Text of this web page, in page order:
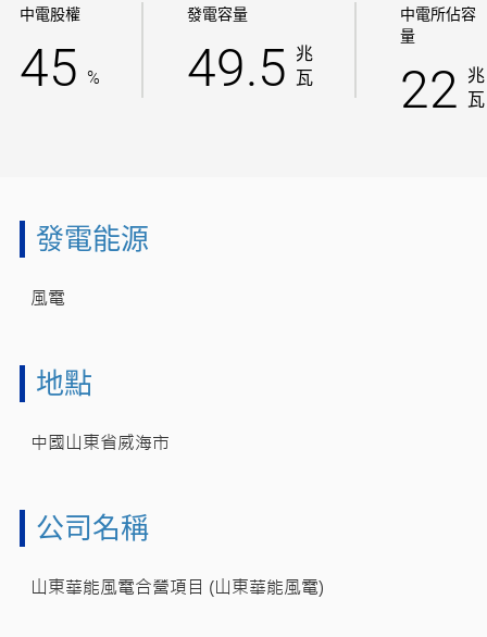
中電股權
45 %
發電容量
49.5 兆
瓦
中電所佔容
量
22 兆
瓦
發電能源
風電
地點
中國山東省威海市
公司名稱
山東華能風電合營項目 (山東華能風電)